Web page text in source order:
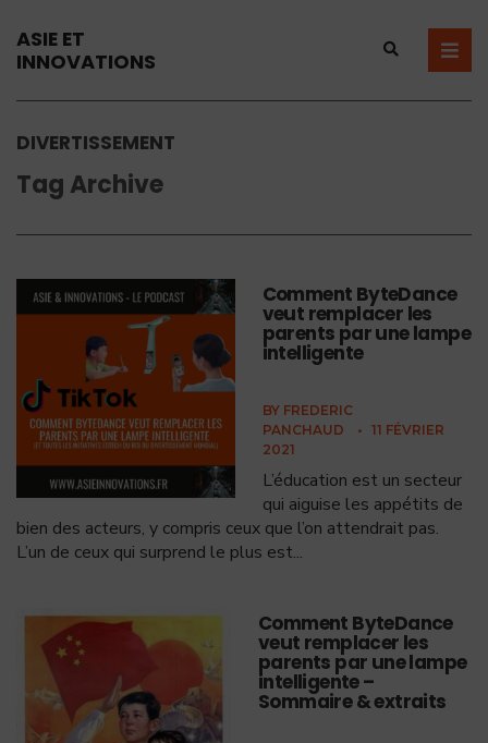
ASIE ET
INNOVATIONS
DIVERTISSEMENT
Tag Archive
Comment ByteDance
veut remplacer les
parents par une lampe
intelligente
BY FREDERIC
PANCHAUD
• 11 FÉVRIER
2021
L’éducation est un secteur
qui aiguise les appétits de
bien des acteurs, y compris ceux que l’on attendrait pas.
L’un de ceux qui surprend le plus est...
Comment ByteDance
veut remplacer les
parents par une lampe
intelligente –
Sommaire & extraits